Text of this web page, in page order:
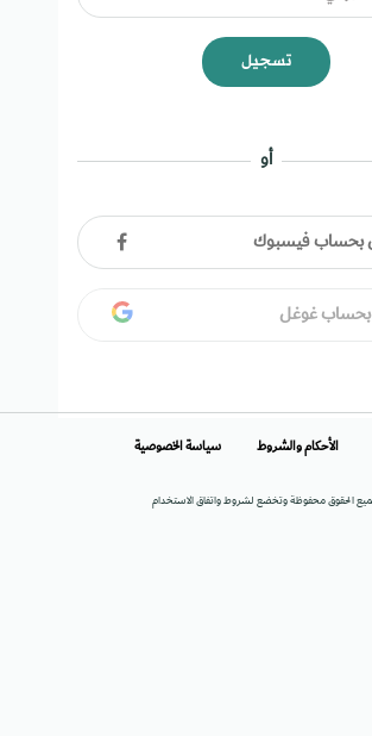
تسجيل
أو
بحساب فيسبوك
بحساب غوغل
الحقوق محفوظة وتخضع لشروط واتفاق الاستخدام
الأحكام والشروط سياسة الخصوصية